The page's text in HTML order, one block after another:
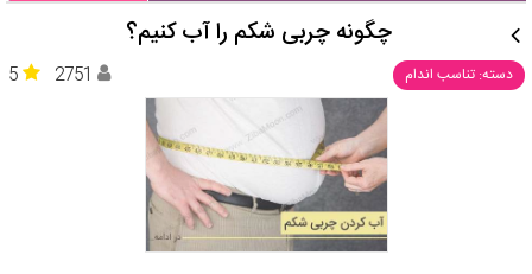
چگونه چربی شکم را آب کنیم؟
دسته: تناسب اندام 5 2751